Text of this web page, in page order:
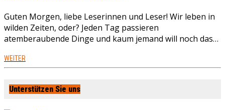
Guten Morgen, liebe Leserinnen und Leser! Wir leben in
wilden Zeiten, oder? Jeden Tag passieren
atemberaubende Dinge und kaum jemand will noch das…
WEITER
Unterstützen Sie uns